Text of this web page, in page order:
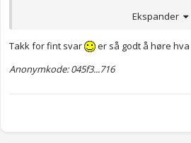
https://www.jw.org/no/publikasjoner/
insight[search_id]=48b85375-dbb4-
Ekspander
Takk for fint svar
er så godt å høre
Anonymkode: 045f3...716